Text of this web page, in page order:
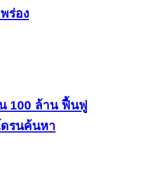
ร่อง
100 ล้าน ฟื้นฟู
รนค้นหา